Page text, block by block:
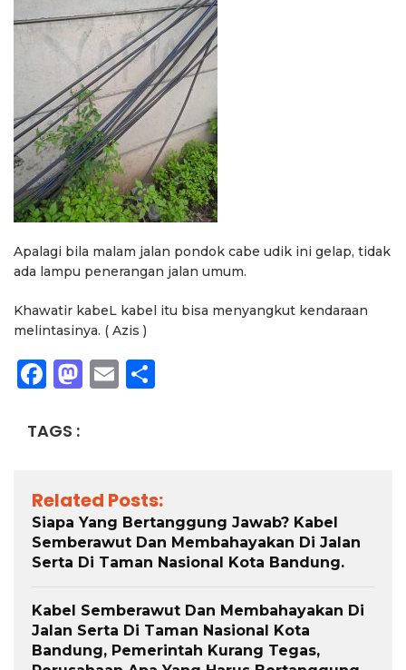
Apalagi bila malam jalan pondok cabe udik ini gelap, tidak
ada lampu penerangan jalan umum.
Khawatir kabeL kabel itu bisa menyangkut kendaraan
melintasinya. ( Azis )
Facebook
Mastodon
Email
TAGS :
Related Posts:
Siapa Yang Bertanggung Jawab? Kabel
Semberawut Dan Membahayakan Di Jalan
Serta Di Taman Nasional Kota Bandung.
Kabel Semberawut Dan Membahayakan Di
Jalan Serta Di Taman Nasional Kota
Bandung, Pemerintah Kurang Tegas,